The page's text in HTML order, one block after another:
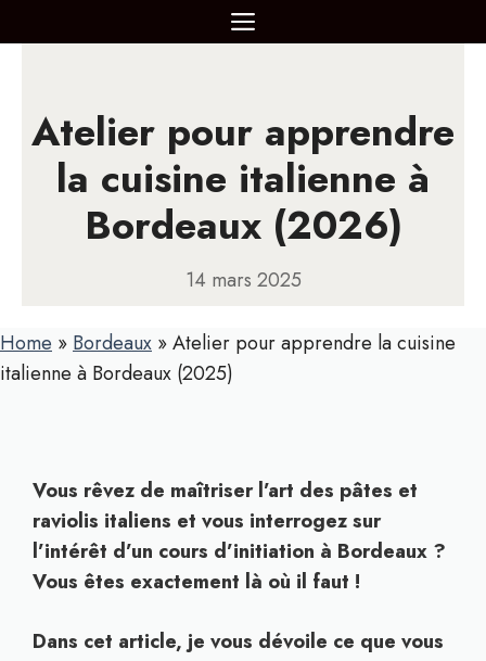
au
MENU
Atelier pour apprendre
la cuisine italienne à
Bordeaux (2026)
14 mars 2025
Home » Bordeaux »Atelier pour apprendre la cuisine
italienne à Bordeaux (2025)
Vous rêvez de maîtriser l’art des pâtes et
raviolis italiens et vous interrogez sur
l’intérêt d’un cours d’initiation à Bordeaux ?
Vous êtes exactement là où il faut !
Dans cet article, je vous dévoile ce que vous